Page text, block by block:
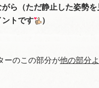
ら
（ただ静止した姿勢
ントです
）
ーのこの部分が他の部分